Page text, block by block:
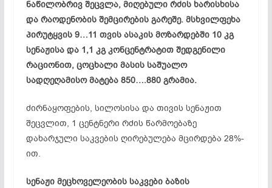
ნაწილობრივ შეცვლა, მიღებული რძის ხარისხისა
და რაოდენობის შემცირების გარეშე. მსხვილფეხა
პირუტყვის 9…11 თვის ასაკის მოზარდებში 10 კგ
სენაჟისა და 1,1 კგ კონცენტრატით შედგენილი
რაციონით, ცოცხალი მასის საშუალო
სადღეღამისო მატება 850….880 გრამია.
ძირნაყოფების, სილოსისა და თივის სენაჟით
შეცვლით, 1 ცენტნერი რძის წარმოებაზე
დახარჯული საკვების ღირებულება მცირდება 28%-
ით.
სენაჟი მეცხოველეობის საკვები ბაზის